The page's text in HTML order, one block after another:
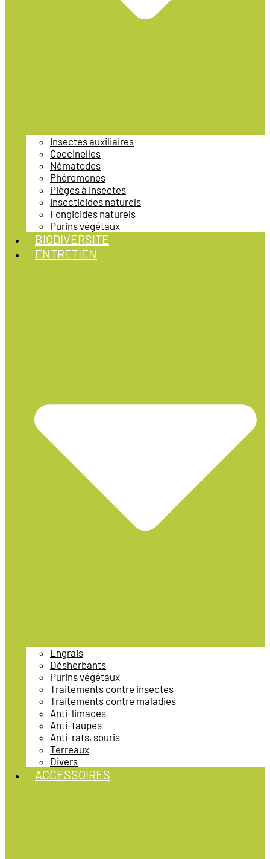
Insectes auxiliaires
Coccinelles
Nématodes
Phéromones
Pièges à insectes
Insecticides naturels
Fongicides naturels
Purins végétaux
BIODIVERSITE
ENTRETIEN
Engrais
Désherbants
Purins végétaux
Traitements contre insectes
Traitements contre maladies
Anti-limaces
Anti-taupes
Anti-rats, souris
Terreaux
Divers
ACCESSOIRES